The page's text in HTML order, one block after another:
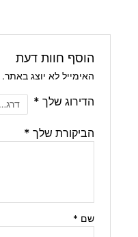
הוסף חוות דעת
האימייל לא יוצג באתר.
הדירוג שלך *
הביקורת שלך *
שם *